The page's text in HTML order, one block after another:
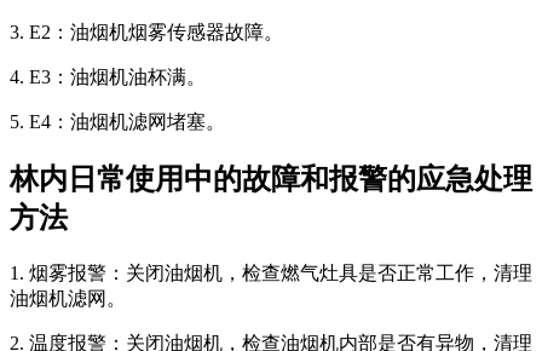
3. E2：油烟机烟雾传感器故障。
4. E3：油烟机油杯满。
5. E4：油烟机滤网堵塞。
林内日常使用中的故障和报警的应急处理
方法
1. 烟雾报警：关闭油烟机，检查燃气灶具是否正常工作，清理
油烟机滤网。
2. 温度报警：关闭油烟机，检查油烟机内部是否有异物，清理